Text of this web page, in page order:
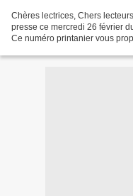
Chères lectrices, Chers
presse ce mercredi 26 février
Ce numéro printanier vous